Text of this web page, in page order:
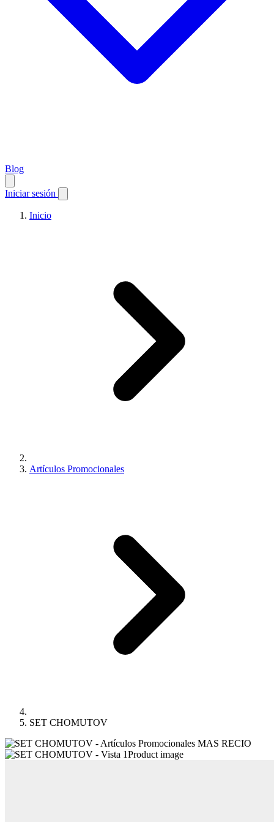
Blog
Iniciar sesión
Inicio
Artículos Promocionales
SET CHOMUTOV
Product image